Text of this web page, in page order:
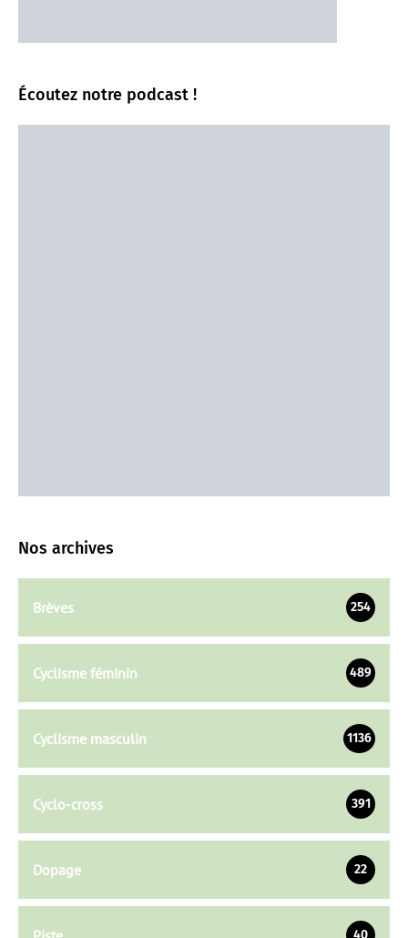
Écoutez notre podcast !
Nos archives
Brèves 254
Cyclisme féminin 489
Cyclisme masculin 1136
Cyclo-cross 391
Dopage 22